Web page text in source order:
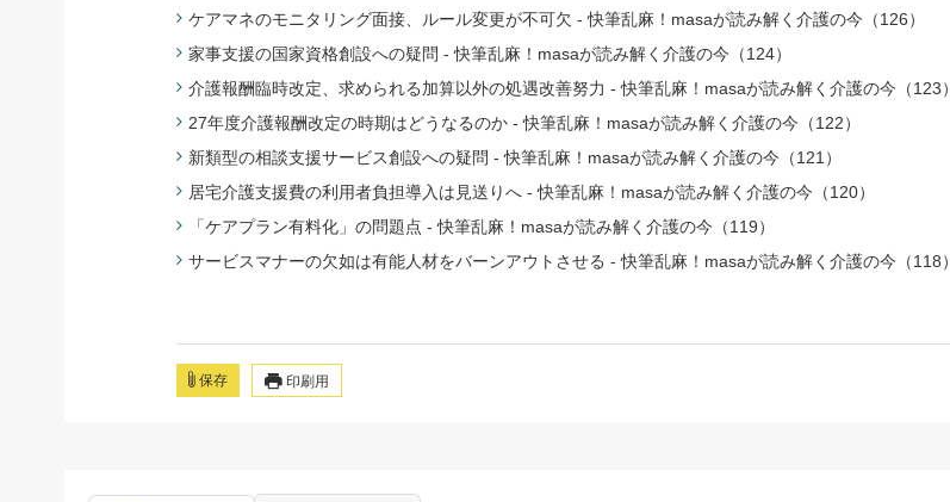
ケアマネのモニタリング面接、ルール変更が不可欠 - 快筆乱麻！masaが読み解く介護の今（126）
家事支援の国家資格創設への疑問 - 快筆乱麻！masaが読み解く介護の今（124）
介護報酬臨時改定、求められる加算以外の処遇改善努力 - 快筆乱麻！masaが読み解く介護の今（123）
27年度介護報酬改定の時期はどうなるのか - 快筆乱麻！masaが読み解く介護の今（122）
新類型の相談支援サービス創設への疑問 - 快筆乱麻！masaが読み解く介護の今（121）
居宅介護支援費の利用者負担導入は見送りへ - 快筆乱麻！masaが読み解く介護の今（120）
「ケアプラン有料化」の問題点 - 快筆乱麻！masaが読み解く介護の今（119）
サービスマナーの欠如は有能人材をバーンアウトさせる - 快筆乱麻！masaが読み解く介護の今（118）
保存 印刷用